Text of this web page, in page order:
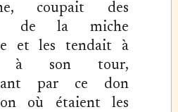
coupait des
de la miche
et les tendait à
à son tour,
par ce don
où étaient les